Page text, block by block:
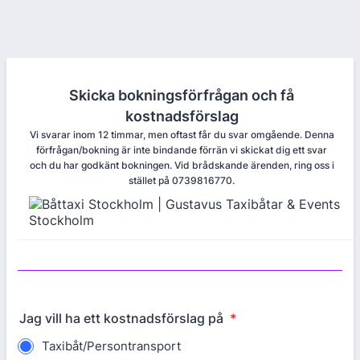
Skicka bokningsförfrågan och få
kostnadsförslag
Vi svarar inom 12 timmar, men oftast får du svar omgående. Denna
förfrågan/bokning är inte bindande förrän vi skickat dig ett svar
och du har godkänt bokningen. Vid brådskande ärenden, ring oss i
stället på 0739816770.
Jag vill ha ett kostnadsförslag på *
Taxibåt/Persontransport